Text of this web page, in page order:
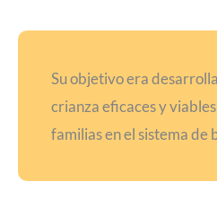
Su objetivo era
crianza eficaces y
familias en el sistema de